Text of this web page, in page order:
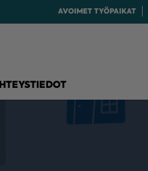
AVOIMET TYÖPAIKAT